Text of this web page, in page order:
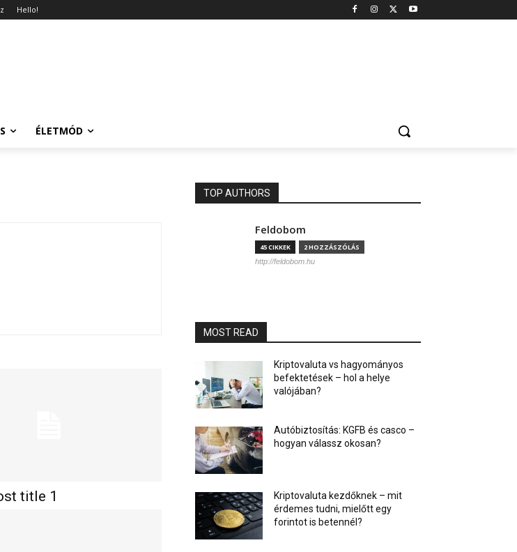
Hello!
ÉLETMÓD
title 1
TOP AUTHORS
Feldobom
45 CIKKEK 2 HOZZÁSZÓLÁS
http://feldobom.hu
MOST READ
Kriptovaluta vs hagyományos
befektetések – hol a helye
valójában?
Autóbiztosítás: KGFB és casco –
hogyan válassz okosan?
Kriptovaluta kezdőknek – mit
érdemes tudni, mielőtt egy
forintot is betennél?